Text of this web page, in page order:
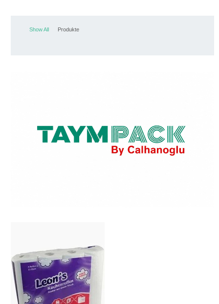
Show All Produkte
Leons Küchenrolle – Stark im
Alltag, praktisch in jeder
Küche